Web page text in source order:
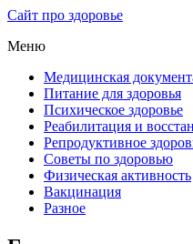
Сайт про здоровье
Меню
Медицинская
Питание для здоровья
Психическое здоровье
Реабилитация и
Репродуктивное
Советы по здоровью
Физическая активность
Вакцинация
Разное